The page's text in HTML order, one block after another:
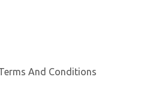
And Conditions